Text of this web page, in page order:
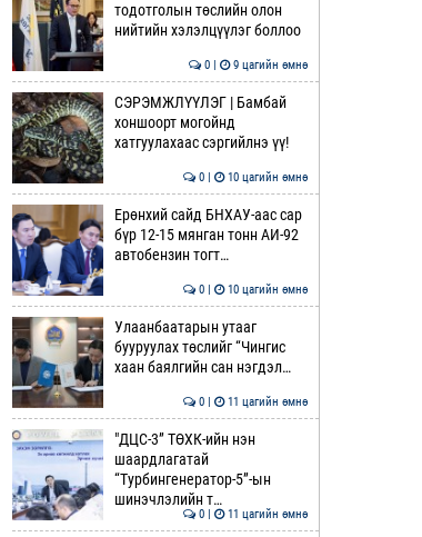
тодотголын төслийн олон
нийтийн хэлэлцүүлэг боллоо
0 | 9 цагийн өмнө
СЭРЭМЖЛҮҮЛЭГ | Бамбай
хоншоорт могойнд
хатгуулахаас сэргийлнэ үү!
0 | 10 цагийн өмнө
Ерөнхий сайд БНХАУ-аас сар
бүр 12-15 мянган тонн АИ-92
автобензин тогт…
0 | 10 цагийн өмнө
Улаанбаатарын утааг
бууруулах төслийг “Чингис
хаан баялгийн сан нэгдэл…
0 | 11 цагийн өмнө
"ДЦС-3” ТӨХК-ийн нэн
шаардлагатай
“Турбингенератор-5”-ын
шинэчлэлийн т…
0 | 11 цагийн өмнө